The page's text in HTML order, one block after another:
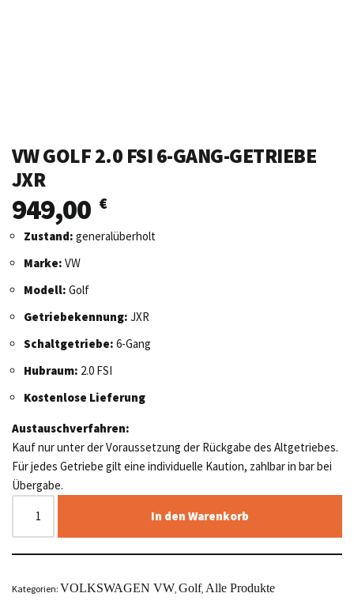
VW GOLF 2.0 FSI 6-GANG-GETRIEBE
JXR
949,00 €
Zustand: generalüberholt
Marke: VW
Modell: Golf
Getriebekennung: JXR
Schaltgetriebe: 6-Gang
Hubraum: 2.0 FSI
Kostenlose Lieferung
Austauschverfahren:
Kauf nur unter der Voraussetzung der Rückgabe des Altgetriebes.
Für jedes Getriebe gilt eine individuelle Kaution, zahlbar in bar bei
Übergabe.
In den Warenkorb
Kategorien: VOLKSWAGEN VW Golf, Alle Produkte